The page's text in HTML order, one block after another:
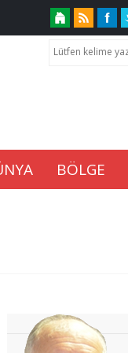
BÖLGE